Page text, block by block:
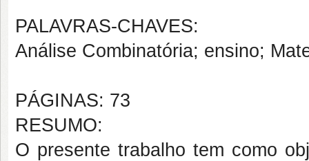
PALAVRAS-CHAVES:
Análise Combinatória; ensino;
PÁGINAS: 73
RESUMO:
O presente trabalho tem como